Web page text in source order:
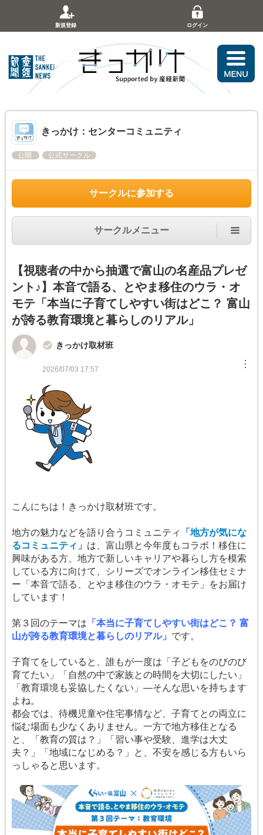
新規登録 ログイン
きっかけ：センターコミュニティ
公開 公式サークル
サークルに参加する
サークルメニュー
【視聴者の中から抽選で富山の名産品プレゼ
ント♪】本音で語る、とやま移住のウラ・オ
モテ「本当に子育てしやすい街はどこ？ 富山
が誇る教育環境と暮らしのリアル」
きっかけ取材班
2026/07/03 17:57 ︙
こんにちは！きっかけ取材班です。
地方の魅力などを語り合うコミュニティ
「地方が気にな
るコミュニティ」 は、富山県と今年度もコラボ！移住に
興味がある方、地方で新しいキャリアや暮らし方を模索
している方に向けて、シリーズでオンライン移住セミナ
ー「本音で語る、とやま移住のウラ・オモテ」をお届け
しています！
第３回のテーマは 「本当に子育てしやすい街はどこ？ 富
山が誇る教育環境と暮らしのリアル」 です。
子育てをしていると、誰もが一度は「子どもをのびのび
育てたい」「自然の中で家族との時間を大切にしたい」
「教育環境も妥協したくない」—そんな思いを持ちます
よね。
都会では、待機児童や住宅事情など、子育てとの両立に
悩む場面も少なくありません。一方で地方移住となる
と、「教育の質は？」「習い事や受験、進学は大丈
夫？」「地域になじめる？」と、不安を感じる方もいら
っしゃると思います。